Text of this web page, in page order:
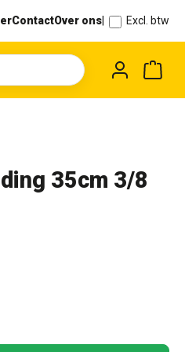
ContactOver ons Excl. btw
35cm 3/8